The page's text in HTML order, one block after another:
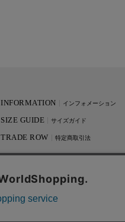
INFORMATION インフォメーション
SIZE GUIDE サイズガイド
TRADE ROW 特定商取引法